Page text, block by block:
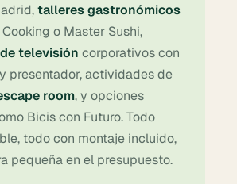
talleres gastronómicos
o Master Sushi,
televisión corporativos con
presentador, actividades de
room, y opciones
Bicis con Futuro. Todo
todo con montaje incluido,
pequeña en el presupuesto.